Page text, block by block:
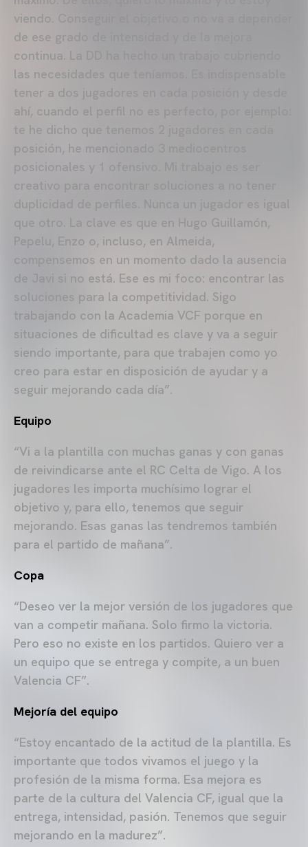
viendo. Conseguir el objetivo o no va a depender
de ese grado de intensidad y de la mejora
continua. La DD ha hecho un trabajo cubriendo
las necesidades que teníamos. Es indispensable
tener a dos jugadores en cada posición y desde
ahí, cuando el perfil no es perfecto, por ejemplo:
te he dicho que tenemos 2 jugadores en cada
posición, he mencionado 3 mediocentros
posicionales y 1 ofensivo. Mi trabajo es ser
creativo para encontrar soluciones a no tener
duplicidad de perfiles. Nunca un jugador es igual
que otro. La clave es que en Hugo Guillamón,
Pepelu, Enzo o, incluso, en Almeida,
compensemos en un momento dado la ausencia
de Javi si no está. Ese es mi foco: encontrar las
soluciones para la competitividad. Sigo
trabajando con la Academia VCF porque en
situaciones de dificultad es clave y va a seguir
siendo importante, para que trabajen como yo
creo para estar en disposición de ayudar y a
seguir mejorando cada día”.
Equipo
“Vi a la plantilla con muchas ganas y con ganas
de reivindicarse ante el RC Celta de Vigo. A los
jugadores les importa muchísimo lograr el
objetivo y, para ello, tenemos que seguir
mejorando. Esas ganas las tendremos también
para el partido de mañana”.
Copa
“Deseo ver la mejor versión de los jugadores que
van a competir mañana. Solo firmo la victoria.
Pero eso no existe en los partidos. Quiero ver a
un equipo que se entrega y compite, a un buen
Valencia CF”.
Mejoría del equipo
“Estoy encantado de la actitud de la plantilla. Es
importante que todos vivamos el juego y la
profesión de la misma forma. Esa mejora es
parte de la cultura del Valencia CF, igual que la
entrega, intensidad, pasión. Tenemos que seguir
mejorando en la madurez”.